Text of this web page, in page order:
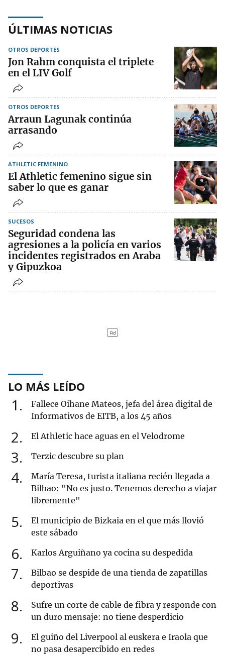
ÚLTIMAS NOTICIAS
OTROS DEPORTES
Jon Rahm conquista el triplete
en el LIV Golf
OTROS DEPORTES
Arraun Lagunak continúa
arrasando
ATHLETIC FEMENINO
El Athletic femenino sigue sin
saber lo que es ganar
SUCESOS
Seguridad condena las
agresiones a la policía en varios
incidentes registrados en Araba
y Gipuzkoa
LO MÁS LEÍDO
1
Fallece Oihane Mateos, jefa del área digital de
Informativos de EITB, a los 45 años
2 El Athletic hace aguas en el Velodrome
3 Terzic descubre su plan
4
María Teresa, turista italiana recién llegada a
Bilbao: "No es justo. Tenemos derecho a viajar
libremente"
5
El municipio de Bizkaia en el que más llovió
este sábado
6 Karlos Arguiñano ya cocina su despedida
7
Bilbao se despide de una tienda de zapatillas
deportivas
8
Sufre un corte de cable de fibra y responde con
un duro mensaje: no tiene desperdicio
9
El guiño del Liverpool al euskera e Iraola que
no pasa desapercibido en redes